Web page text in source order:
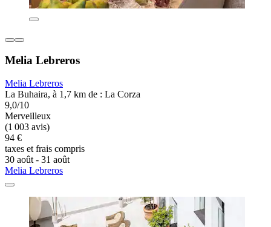
Melia Lebreros
Melia Lebreros
La Buhaira, à 1,7 km de : La Corza
9,0/10
Merveilleux
(1 003 avis)
94 €
taxes et frais compris
30 août - 31 août
Melia Lebreros